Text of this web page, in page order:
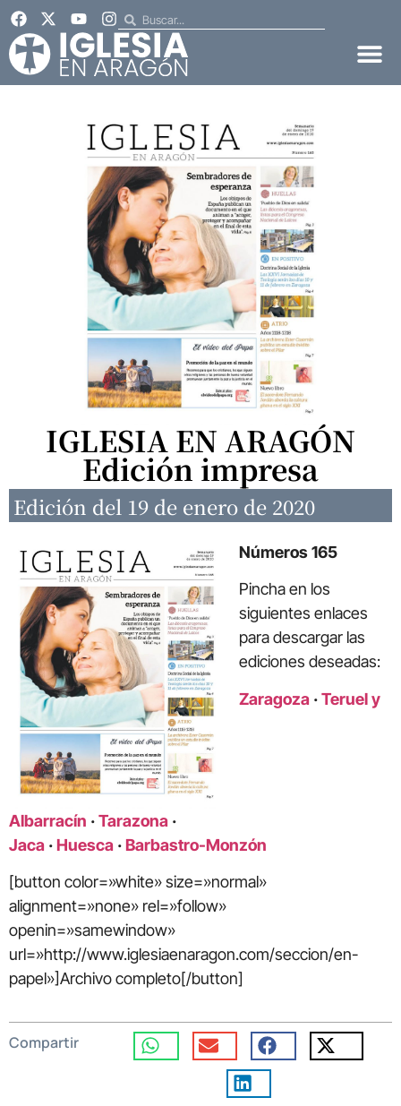
IGLESIA EN ARAGÓN
Edición impresa
Edición del 19 de enero de 2020
Números 165
Pincha en los
siguientes enlaces
para descargar las
ediciones deseadas:
Zaragoza ·Teruel y
Albarracín ·Tarazona ·
Jaca ·Huesca ·Barbastro-Monzón
[button color=»white» size=»normal»
alignment=»none» rel=»follow»
openin=»samewindow»
url=»http://www.iglesiaenaragon.com/seccion/en-
papel»]Archivo completo[/button]
Compartir